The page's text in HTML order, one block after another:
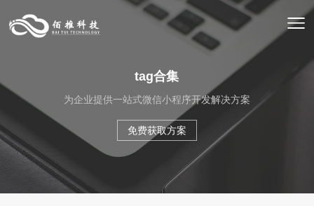
tag合集
为企业提供一站式微信小程序开发解决方案
免费获取方案